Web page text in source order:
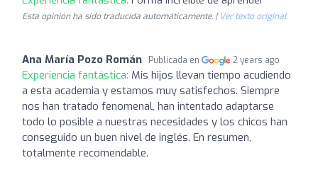
Esta opinión ha sido traducida automáticamente. | Ver texto original
Ana María Pozo Román Publicada en 2 years ago
Experiencia fantástica: Mis hijos llevan tiempo acudiendo
a esta academia y estamos muy satisfechos. Siempre
nos han tratado fenomenal, han intentado adaptarse
todo lo posible a nuestras necesidades y los chicos han
conseguido un buen nivel de inglés. En resumen,
totalmente recomendable.